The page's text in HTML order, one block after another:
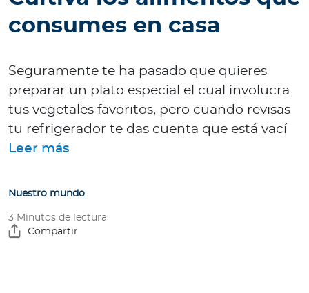
e
s
A
g
e
n
s
P
consumes en casa
Seguramente te ha pasado que quieres
preparar un plato especial el cual involucra
tus vegetales favoritos, pero cuando revisas
tu refrigerador te das cuenta que está vací
Leer más
Nuestro mundo
3 Minutos de lectura
Compartir